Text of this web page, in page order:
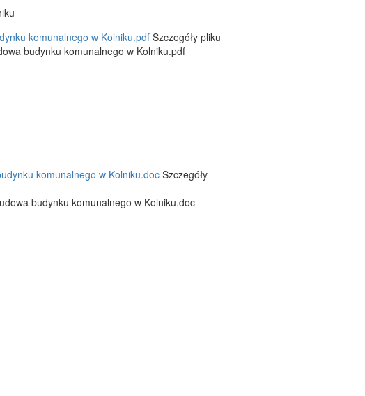
komunalnego w Kolniku.pdf Szczegóły pliku
budynku komunalnego w Kolniku.pdf
komunalnego w Kolniku.doc Szczegóły
budynku komunalnego w Kolniku.doc